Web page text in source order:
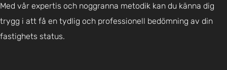
Med vår expertis och noggranna metodik kan du känna dig
trygg i att få en tydlig och professionell bedömning av din
fastighets status.